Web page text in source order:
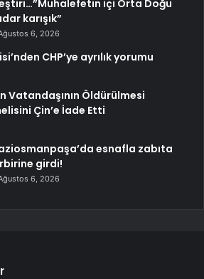
içi Orta Doğu
karışık”
6, 2026
CHP’ye ayrılık yorumu
Vatandaşının Öldürülmesi
Çin’e İade Etti
esnafla zabıta
girdi!
6, 2026